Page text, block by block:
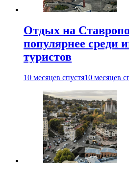
Отдых на
популярнее среди
туристов
10 месяцев спустя10 месяцев